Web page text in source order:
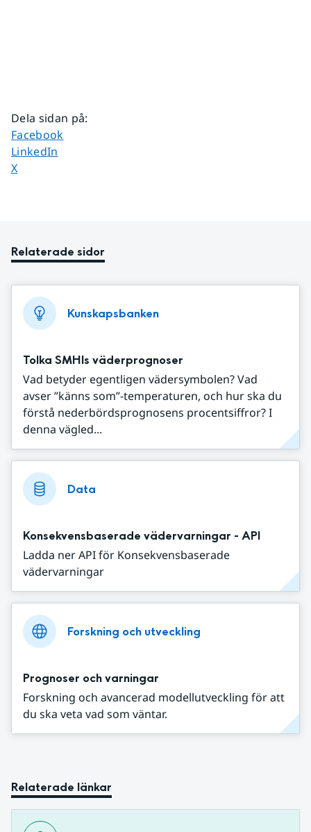
Dela sidan på:
Dela sidan på
Facebook
Dela sidan på
LinkedIn
Dela sidan på
X
Relaterade sidor
Kunskapsbanken
Tolka SMHIs väderprognoser
Vad betyder egentligen vädersymbolen? Vad
avser ”känns som”-temperaturen, och hur ska du
förstå nederbördsprognosens procentsiffror? I
denna vägled...
Data
Konsekvensbaserade vädervarningar - API
Ladda ner API för Konsekvensbaserade
vädervarningar
Forskning och utveckling
Prognoser och varningar
Forskning och avancerad modellutveckling för att
du ska veta vad som väntar.
Relaterade länkar